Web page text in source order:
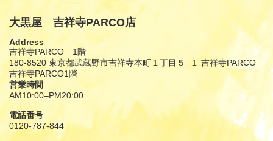
大黒屋 吉祥寺PARCO店
Address
吉祥寺PARCO 1階
180-8520 東京都武蔵野市吉祥寺本町１丁目５−１ 吉祥寺PARCO
吉祥寺PARCO1階
営業時間
AM10:00–PM20:00
電話番号
0120-787-844